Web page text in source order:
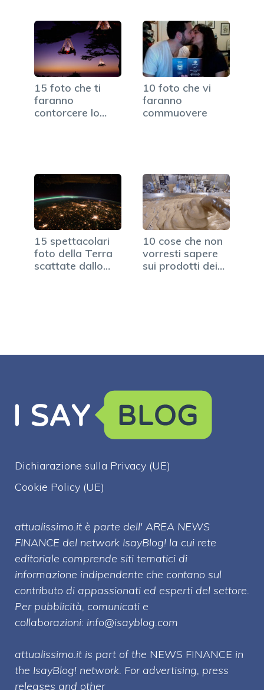
15 foto che ti
faranno
contorcere lo
10 foto che vi
faranno
commuovere
15 spettacolari
foto della Terra
scattate dallo
10 cose che non
vorresti sapere
sui prodotti dei…
Dichiarazione sulla Privacy (UE)
Cookie Policy (UE)
attualissimo.it è parte dell' AREA NEWS
FINANCE del network IsayBlog! la cui rete
editoriale comprende siti tematici di
informazione indipendente che contano sul
contributo di appassionati ed esperti del settore.
Per pubblicità, comunicati e
collaborazioni: info@isayblog.com
attualissimo.it is part of the NEWS FINANCE in
the IsayBlog! network. For advertising, press
releases and other